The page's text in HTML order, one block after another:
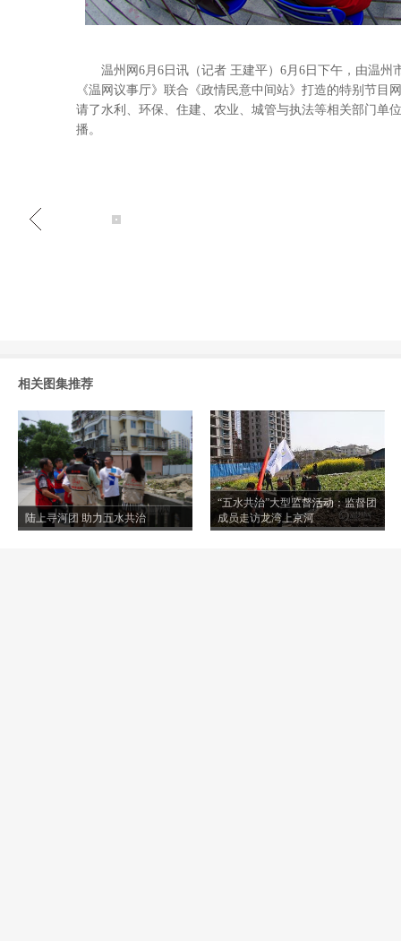
温州网6月6日讯（记者 王建平）6月6日下午，由温
《温网议事厅》联合《政情民意中间站》打造的特别节
请了水利、环保、住建、农业、城管与执法等相关部门单
播。
相关图集推荐
陆上寻河团 助力五水共治
“五水共治”大型监督活动：监督团
成员走访龙湾上京河